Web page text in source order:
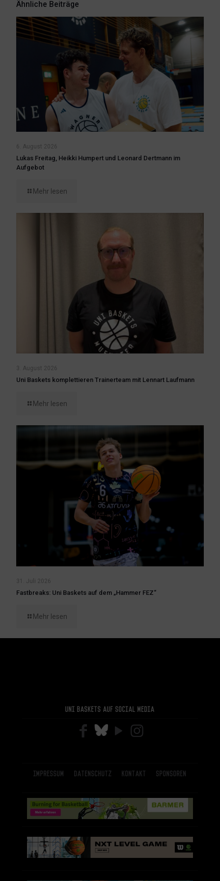
Ähnliche Beiträge
6. August 2026
Lukas Freitag, Heikki Humpert und Leonard Dertmann im
Aufgebot
Mehr lesen
3. August 2026
Uni Baskets komplettieren Trainerteam mit Lennart Laufmann
Mehr lesen
31. Juli 2026
Fastbreaks: Uni Baskets auf dem „Hammer FEZ“
Mehr lesen
Uni Baskets auf Social Media
Impressum Datenschutz Kontakt Sponsoren